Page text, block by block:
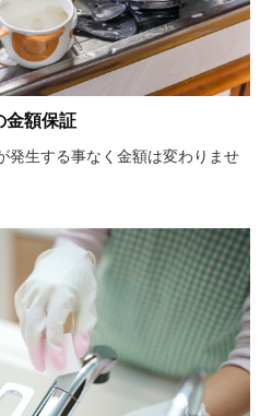
金額保証
発生する事なく金額は変わりませ